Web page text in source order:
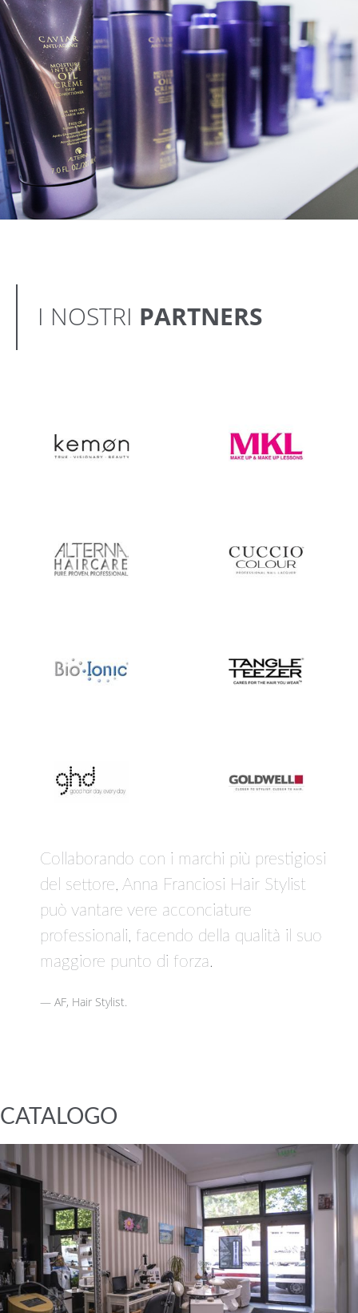
I NOSTRI PARTNERS
Collaborando con i marchi più prestigiosi
del settore, Anna Franciosi Hair Stylist
può vantare vere acconciature
professionali, facendo della qualità il suo
maggiore punto di forza.
AF, Hair Stylist.
CATALOGO